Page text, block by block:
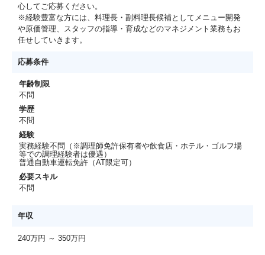
心してご応募ください。
※経験豊富な方には、料理長・副料理長候補としてメニュー開発
や原価管理、スタッフの指導・育成などのマネジメント業務もお
任せしていきます。
応募条件
年齢制限
不問
学歴
不問
経験
実務経験不問（※調理師免許保有者や飲食店・ホテル・ゴルフ場
等での調理経験者は優遇）
普通自動車運転免許（AT限定可）
必要スキル
不問
年収
240万円 ～ 350万円